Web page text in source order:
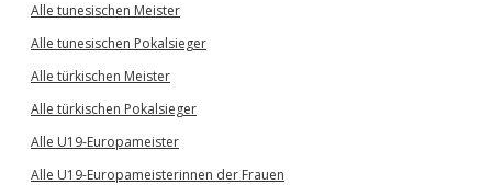
Alle tunesischen Meister
Alle tunesischen Pokalsieger
Alle türkischen Meister
Alle türkischen Pokalsieger
Alle U19-Europameister
Alle U19-Europameisterinnen der Frauen